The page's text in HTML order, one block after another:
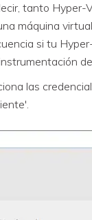
tanto
máquina
si tu
las